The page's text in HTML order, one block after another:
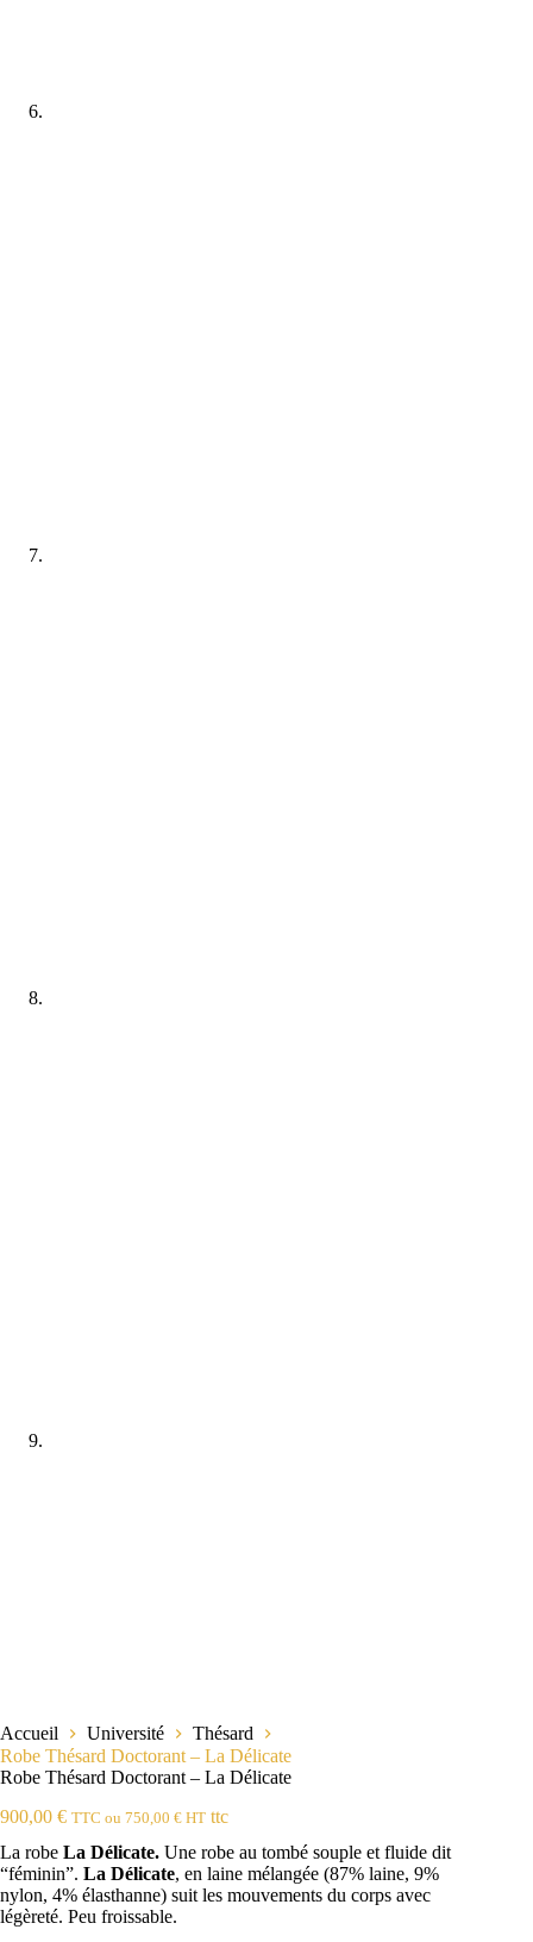
Accueil Université
Thésard
Robe Thésard Doctorant – La Délicate
Robe Thésard Doctorant – La Délicate
900,00 € TTC ou 750,00 € HT ttc
La robe La Délicate. Une robe au tombé souple et fluide dit
“féminin”. La Délicate, en laine mélangée (87% laine, 9%
nylon, 4% élasthanne) suit les mouvements du corps avec
légèreté. Peu froissable.